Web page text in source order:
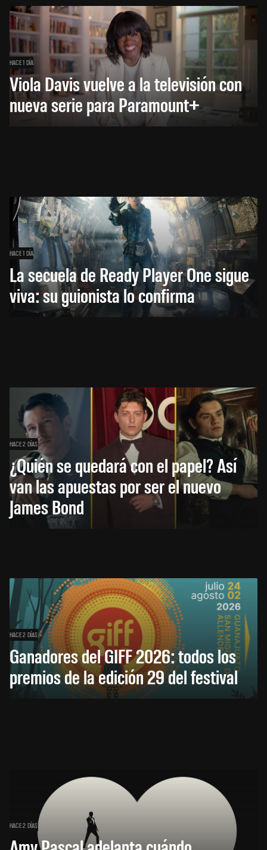
HACE 1 DÍA
Viola Davis vuelve a la televisión con
nueva serie para Paramount+
HACE 1 DÍA
La secuela de Ready Player One sigue
viva: su guionista lo confirma
HACE 2 DÍAS
¿Quién se quedará con el papel? Así
van las apuestas por ser el nuevo
James Bond
HACE 2 DÍAS
Ganadores del GIFF 2026: todos los
premios de la edición 29 del festival
HACE 2 DÍAS